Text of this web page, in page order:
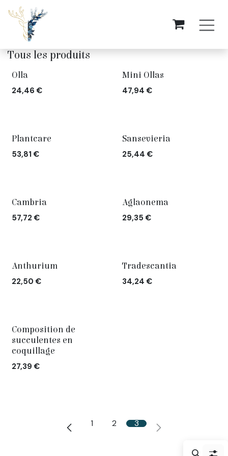
Se rendre au contenu
Tous les produits
Olla
24,46 €
Mini Ollas
47,94 €
Plantcare
53,81 €
Sansevieria
25,44 €
Cambria
57,72 €
Aglaonema
29,35 €
Anthurium
22,50 €
Tradescantia
34,24 €
Composition de
succulentes en
coquillage
27,39 €
1 2 3